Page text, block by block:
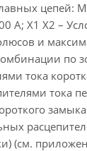
цепей:
А; Х1 Х2 –
и
по
тока
тока
(см.